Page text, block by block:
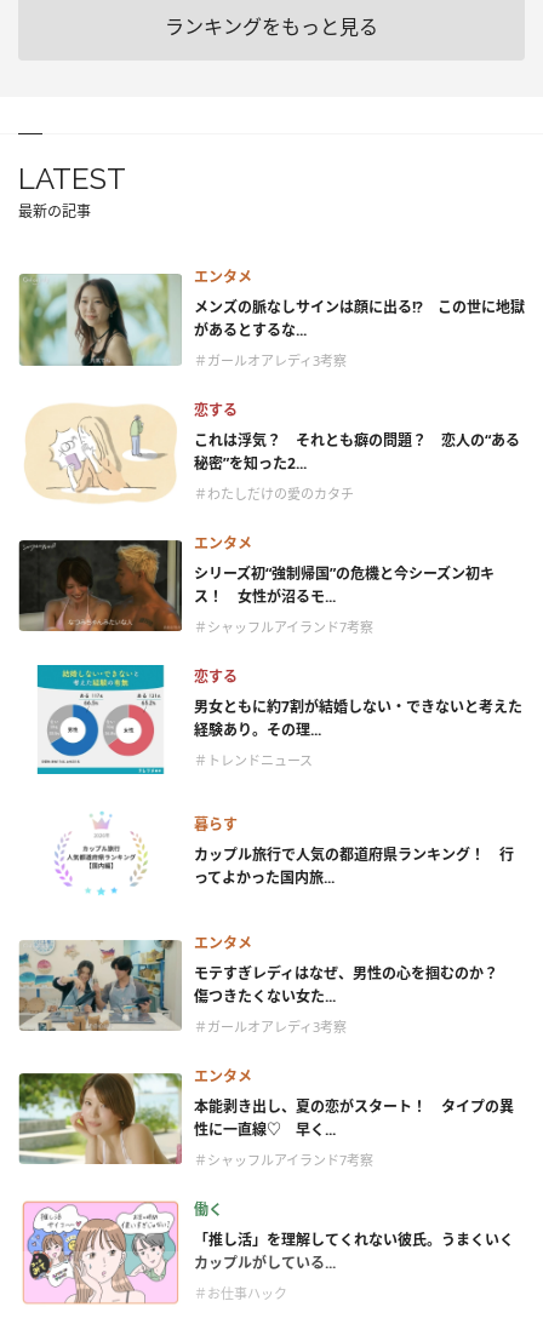
ランキングをもっと見る
LATEST
最新の記事
エンタメ
メンズの脈なしサインは顔に出る!? この世に地獄
があるとするな...
＃ガールオアレディ3考察
恋する
これは浮気？ それとも癖の問題？ 恋人の“ある
秘密”を知った2...
＃わたしだけの愛のカタチ
エンタメ
シリーズ初“強制帰国”の危機と今シーズン初キ
ス！ 女性が沼るモ...
＃シャッフルアイランド7考察
恋する
男女ともに約7割が結婚しない・できないと考えた
経験あり。その理...
＃トレンドニュース
暮らす
カップル旅行で人気の都道府県ランキング！ 行
ってよかった国内旅...
エンタメ
モテすぎレディはなぜ、男性の心を掴むのか？
傷つきたくない女た...
＃ガールオアレディ3考察
エンタメ
本能剥き出し、夏の恋がスタート！ タイプの異
性に一直線♡ 早く...
＃シャッフルアイランド7考察
働く
「推し活」を理解してくれない彼氏。うまくいく
カップルがしている...
＃お仕事ハック